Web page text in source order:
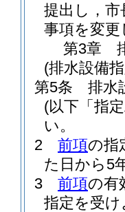
提出し，
事項を変
第3章
(排水設備
第5条
排水
(以下「指
い。
2
前項の指
た日から5
3
前項の有
指定を受